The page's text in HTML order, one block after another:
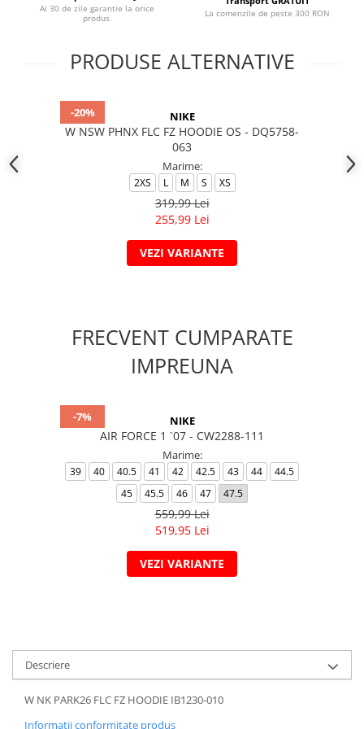
Ai 30 de zile garantie la orice
produs.
La comenzile de peste 300 RON
PRODUSE ALTERNATIVE
-20% NIKE
W NSW PHNX FLC FZ HOODIE OS - DQ5758-
063
Marime:
2XS L M S XS
319,99 Lei
255,99 Lei
VEZI VARIANTE
FRECVENT CUMPARATE
IMPREUNA
-7% NIKE
AIR FORCE 1 `07 - CW2288-111
Marime:
39 40 40.5 41 42 42.5 43 44
44.5
45
45.5 46 47 47.5
559,99 Lei
519,95 Lei
VEZI VARIANTE
Descriere
W NK PARK26 FLC FZ HOODIE IB1230-010
Informatii conformitate produs